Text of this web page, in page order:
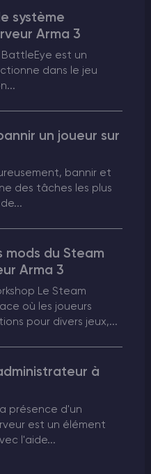
système
Arma 3
est un
dans le jeu
un joueur sur
bannir et
des tâches les plus
mods du Steam
Arma 3
Le Steam
où les joueurs
pour divers jeux,...
à
présence d'un
est un élément
l'aide...